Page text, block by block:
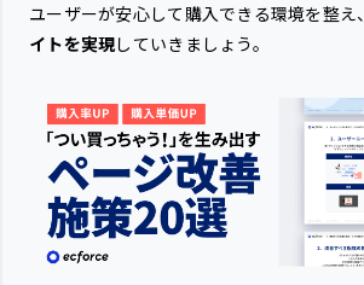
ユーザーが安心して購入できる環境を整え、
イトを実現していきましょう。